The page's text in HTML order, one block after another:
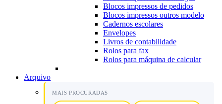
Blocos impressos de pedidos
Blocos impressos outros modelo
Cadernos escolares
Envelopes
Livros de contabilidade
Rolos para fax
Rolos para máquina de calcular
Arquivo
MAIS PROCURADAS